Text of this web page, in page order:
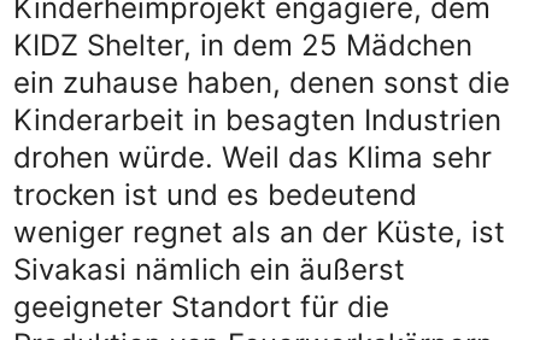
Kinderheimprojekt engagiere, dem
KIDZ Shelter, in dem 25 Mädchen
ein zuhause haben, denen sonst die
Kinderarbeit in besagten Industrien
drohen würde. Weil das Klima sehr
trocken ist und es bedeutend
weniger regnet als an der Küste, ist
Sivakasi nämlich ein äußerst
geeigneter Standort für die